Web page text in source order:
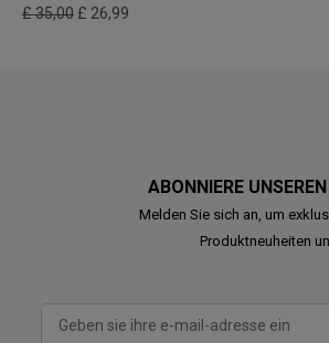
£ 35,00 £ 26,99
ABONNIERE
Melden Sie sich an, um
Produktneuheiten